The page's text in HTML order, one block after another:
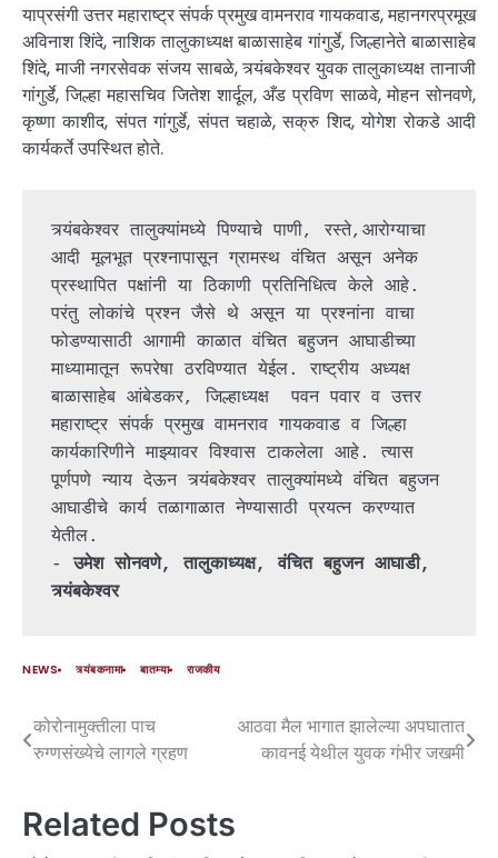
याप्रसंगी उत्तर महाराष्ट्र संपर्क प्रमुख वामनराव गायकवाड, महानगरप्रमूख
अविनाश शिंदे, नाशिक तालुकाध्यक्ष बाळासाहेब गांगुर्डे, जिल्हानेते बाळासाहेब
शिंदे, माजी नगरसेवक संजय साबळे, त्र्यंबकेश्वर युवक तालुकाध्यक्ष तानाजी
गांगुर्डे, जिल्हा महासचिव जितेश शार्दूल, अँड प्रविण साळवे, मोहन सोनवणे,
कृष्णा काशीद, संपत गांगुर्डे, संपत चहाळे, सक्रु शिद, योगेश रोकडे आदी
कार्यकर्ते उपस्थित होते.
त्र्यंबकेश्वर तालुक्यांमध्ये पिण्याचे पाणी, रस्ते,आरोग्याचा
आदी मूलभूत प्रश्नापासून ग्रामस्थ वंचित असून अनेक
प्रस्थापित पक्षांनी या ठिकाणी प्रतिनिधित्व केले आहे.
परंतु लोकांचे प्रश्न जैसे थे असून या प्रश्नांना वाचा
फोडण्यासाठी आगामी काळात वंचित बहुजन आघाडीच्या
माध्यामातून रूपरेषा ठरविण्यात येईल. राष्ट्रीय अध्यक्ष
बाळासाहेब आंबेडकर, जिल्हाध्यक्ष  पवन पवार व उत्तर
महाराष्ट्र संपर्क प्रमुख वामनराव गायकवाड व जिल्हा
कार्यकारिणीने माझ्यावर विश्वास टाकलेला आहे. त्यास
पूर्णपणे न्याय देऊन त्र्यंबकेश्वर तालुक्यांमध्ये वंचित बहुजन
आघाडीचे कार्य तळागाळात नेण्यासाठी प्रयत्न करण्यात
येतील.
- उमेश सोनवणे, तालुकाध्यक्ष, वंचित बहुजन आघाडी,
त्र्यंबकेश्वर
NEWS त्र्यंबकनामा बातम्या राजकीय
कोरोनामुक्तीला पाच
रुग्णसंख्येचे लागले ग्रहण
आठवा मैल भागात झालेल्या अपघातात
कावनई येथील युवक गंभीर जखमी
Related Posts